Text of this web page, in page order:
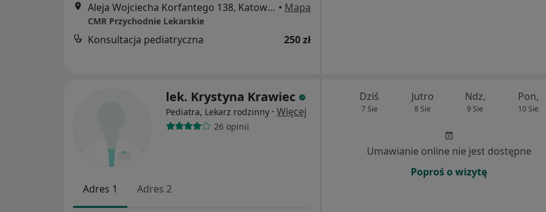
Aleja Wojciecha Korfantego 138, Katowice • Mapa
CMR Przychodnie Lekarskie
Konsultacja pediatryczna 250 zł
lek. Krystyna Krawiec
Pediatra, Lekarz rodzinny · Więcej
26 opinii
Adres 1 Adres 2
Dziś
7 Sie
Jutro
8 Sie
Ndz,
9 Sie
Pon,
10 Sie
Umawianie online nie jest dostępne
Poproś o wizytę